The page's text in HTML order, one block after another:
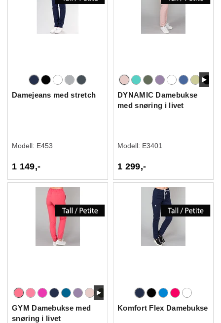
Damejeans med stretch
Modell: E453
1 149,-
DYNAMIC Damebukse
med snøring i livet
Modell: E3401
1 299,-
GYM Damebukse med
snøring i livet
Komfort Flex Damebukse